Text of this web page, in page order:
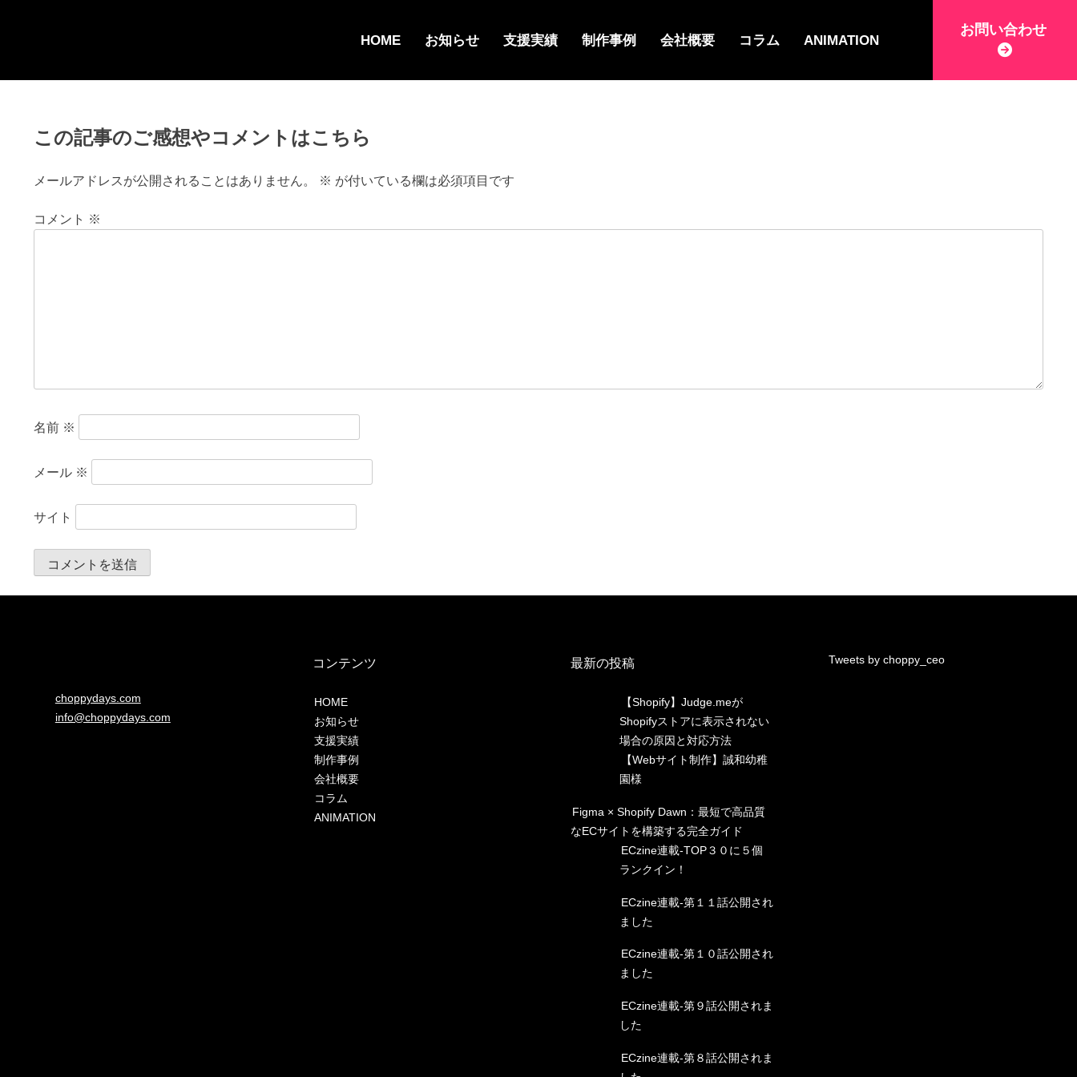
チング チョッピーデイズ ChoppyDays
HOME お知らせ 支援実績 制作事例 会社概要 コラム ANIMATION
お問い合わせ
この記事のご感想やコメントはこちら
メールアドレスが公開されることはありません。 ※ が付いている欄は必須項目です
コメント ※
名前 ※
メール ※
サイト
choppydays.com
info@choppydays.com
コンテンツ
HOME
お知らせ
支援実績
制作事例
会社概要
コラム
ANIMATION
最新の投稿
【Shopify】Judge.meが
Shopifyストアに表示されない
場合の原因と対応方法
【Webサイト制作】誠和幼稚
園様
Figma × Shopify Dawn：最短で高品質
なECサイトを構築する完全ガイド
ECzine連載-TOP３０に５個
ランクイン！
ECzine連載-第１１話公開され
ました
ECzine連載-第１０話公開され
ました
ECzine連載-第９話公開されま
した
ECzine連載-第８話公開されま
Tweets by choppy_ceo